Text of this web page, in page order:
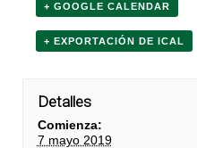
+ GOOGLE CALENDAR
+ EXPORTACIÓN DE ICAL
Detalles
Comienza:
7 mayo 2019